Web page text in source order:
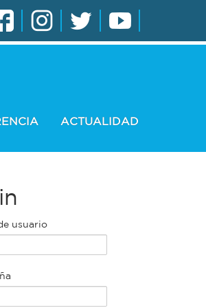
ACTUALIDAD
usuario